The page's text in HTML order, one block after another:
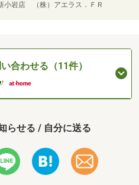
小岩店 （株）アエラス．ＦＲ
合わせる（11件）
らせる / 自分に送る